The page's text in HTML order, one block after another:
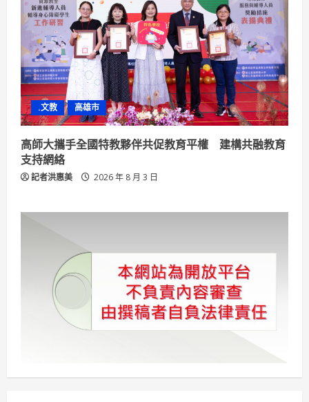
.文教 高雄市
高師大攜手全國特教夥伴共促教育平權 建構共融教育
支持網絡
記者洪惠美 2026 年 8 月 3 日